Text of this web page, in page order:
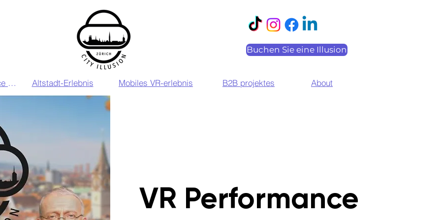
VIP VR Experience Zurich
Buchen Sie eine Illusion
Altstadt-Erlebnis Mobiles VR-erlebnis B2B projektes About
VR Performance